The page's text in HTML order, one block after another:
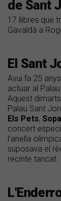
de Sant
17 llibres que
Gavaldà a
El Sant
Avui fa 25
actuar al
Aquest
Palau Sant
Els Pets, Sopa
concert
l’anella
suposava el
recinte tancat.